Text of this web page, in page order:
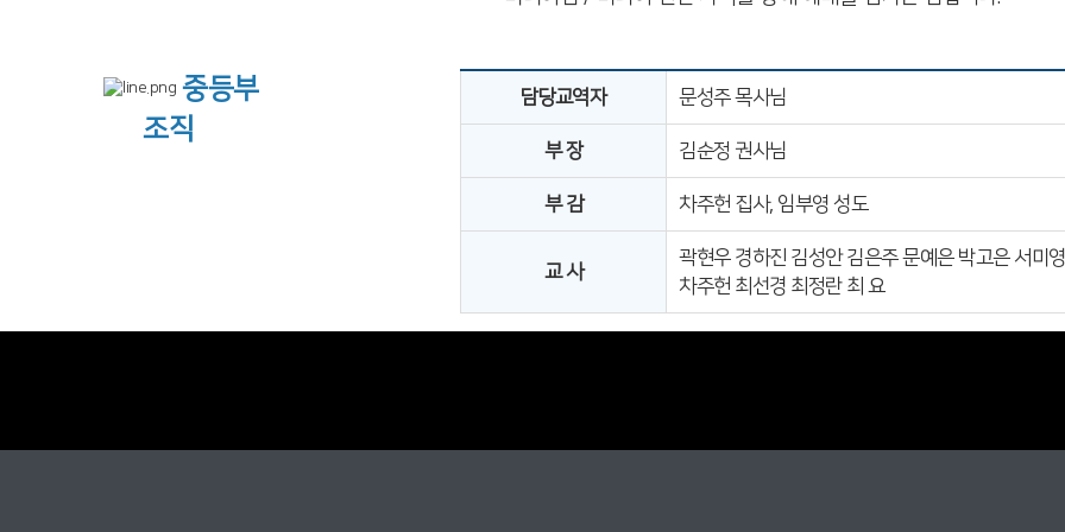
중등부
조직
담당교역자 문성주 목사님
부 장 김순정 권사님
부 감 차주헌 집사, 임부영 성도
교 사
곽현우 경하진 김성안 김은주 문예은 박고은 서미
차주헌 최선경 최정란 최 요